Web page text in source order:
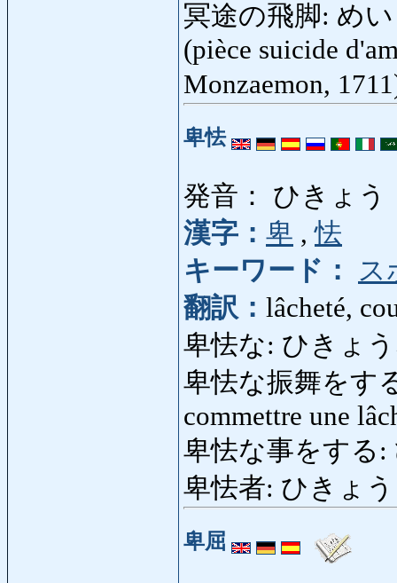
冥途の飛脚: め
(pièce suicide
Monzaemon,
卑怯
発音： ひきょう
漢字： 卑 ,怯
キーワード：
ス
翻訳： lâcheté,
卑怯な: ひきょう
卑怯な振舞をす
commettre une
卑怯な事をする
卑怯者: ひきょ
卑屈